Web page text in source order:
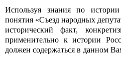
Используя знания по
понятия «Съезд народных
исторический факт,
применительно к истории
должен содержаться в данном